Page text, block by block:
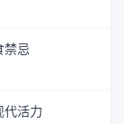
禁忌
代活力